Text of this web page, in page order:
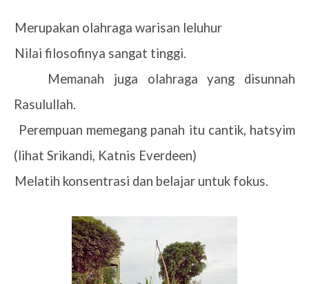
Merupakan olahraga warisan leluhur
Nilai filosofinya sangat tinggi.
Memanah juga olahraga yang disunnah
Rasulullah.
Perempuan memegang panah itu cantik, hatsyim
(lihat Srikandi, Katnis Everdeen)
Melatih konsentrasi dan belajar untuk fokus.